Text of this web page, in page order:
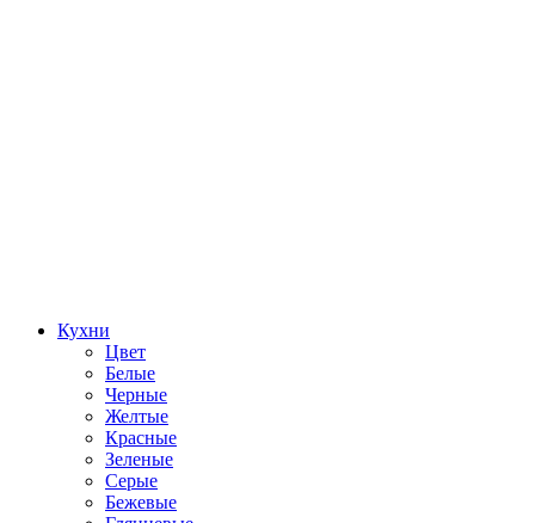
Кухни
Цвет
Белые
Черные
Желтые
Красные
Зеленые
Серые
Бежевые